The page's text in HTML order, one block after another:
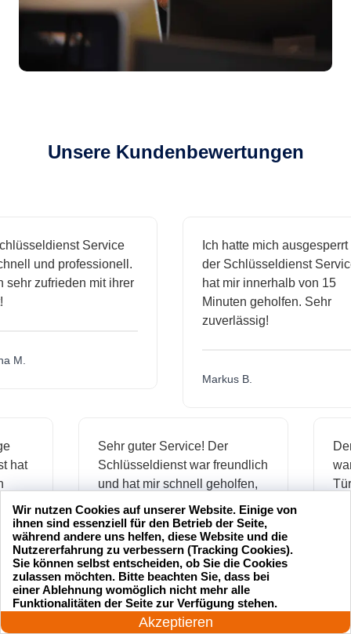
Unsere Kundenbewertungen
Service
und professionell.
zufrieden mit ihrer
Ich hatte mich ausgesperrt und
der Schlüsseldienst Service
hat mir innerhalb von 15
Minuten geholfen. Sehr
zuverlässig!
Markus B.
hat
Sehr guter Service! Der
Schlüsseldienst war freundlich
und hat mir schnell geholfen,
als ich meine Schlüssel
verloren hatte.
Jonas M.
24 Stunden am Tag
Akzeptieren
Wir nutzen Cookies auf unserer Website. Einige von
ihnen sind essenziell für den Betrieb der Seite,
während andere uns helfen, diese Website und die
Nutzererfahrung zu verbessern (Tracking Cookies).
Sie können selbst entscheiden, ob Sie die Cookies
zulassen möchten. Bitte beachten Sie, dass bei
einer Ablehnung womöglich nicht mehr alle
Funktionalitäten der Seite zur Verfügung stehen.